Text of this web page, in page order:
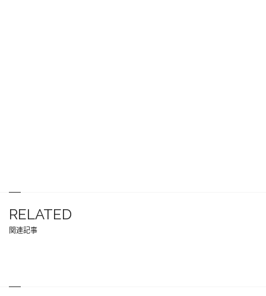
RELATED
関連記事